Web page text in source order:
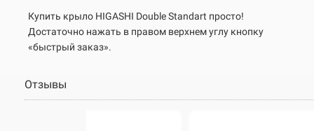
Купить крыло HIGASHI Double Standart просто!
Достаточно нажать в правом верхнем углу кнопку
«быстрый заказ».
Отзывы